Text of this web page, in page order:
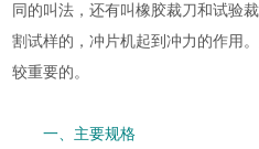
同的叫法，还有叫橡胶裁刀和试验
割试样的，冲片机起到冲力的作用
较重要的。
一、主要规格